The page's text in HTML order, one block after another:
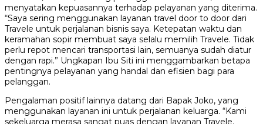
menyatakan kepuasannya terhadap pelayanan yang diterima.
“Saya sering menggunakan layanan travel door to door dari
Travele untuk perjalanan bisnis saya. Ketepatan waktu dan
keramahan sopir membuat saya selalu memilih Travele. Tidak
perlu repot mencari transportasi lain, semuanya sudah diatur
dengan rapi.” Ungkapan Ibu Siti ini menggambarkan betapa
pentingnya pelayanan yang handal dan efisien bagi para
pelanggan.
Pengalaman positif lainnya datang dari Bapak Joko, yang
menggunakan layanan ini untuk perjalanan keluarga. “Kami
sekeluarga merasa sangat puas dengan layanan Travele.